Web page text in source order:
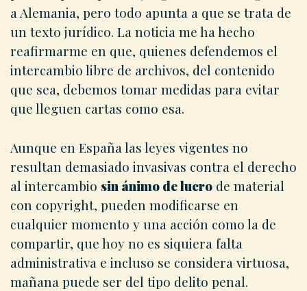
a Alemania, pero todo apunta a que se trata de
un texto jurídico. La noticia me ha hecho
reafirmarme en que, quienes defendemos el
intercambio libre de archivos, del contenido
que sea, debemos tomar medidas para evitar
que lleguen cartas como esa.
Aunque en España las leyes vigentes no
resultan demasiado invasivas contra el derecho
al intercambio sin ánimo de lucro de material
con copyright, pueden modificarse en
cualquier momento y una acción como la de
compartir, que hoy no es siquiera falta
administrativa e incluso se considera virtuosa,
mañana puede ser del tipo delito penal.